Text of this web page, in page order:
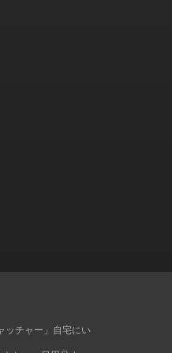
ッチャー」自宅にい